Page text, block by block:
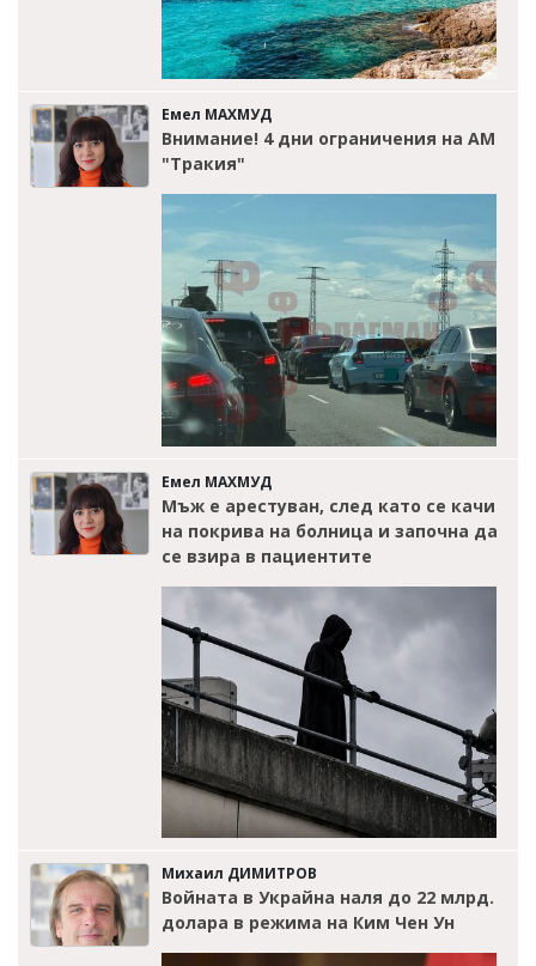
Емел МАХМУД
Внимание! 4 дни ограничения на АМ
"Тракия"
Емел МАХМУД
Мъж е арестуван, след като се качи
на покрива на болница и започна да
се взира в пациентите
Михаил ДИМИТРОВ
Войната в Украйна наля до 22 млрд.
долара в режима на Ким Чен Ун